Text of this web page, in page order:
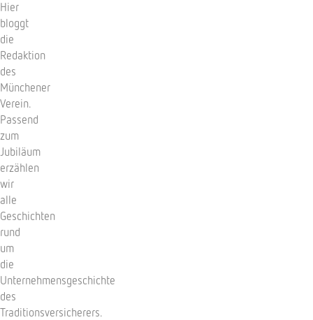
Hier
bloggt
die
Redaktion
des
Münchener
Verein.
Passend
zum
Jubiläum
erzählen
wir
alle
Geschichten
rund
um
die
Unternehmensgeschichte
des
Traditionsversicherers.